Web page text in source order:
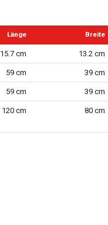
Länge Breite
15.7 cm 13.2 cm
59 cm 39 cm
59 cm 39 cm
120 cm 80 cm